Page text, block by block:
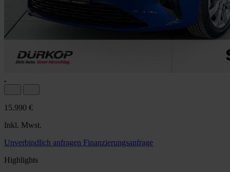
15.990 €
Inkl. Mwst.
Unverbindlich anfragen Finanzierungsanfrage
Highlights